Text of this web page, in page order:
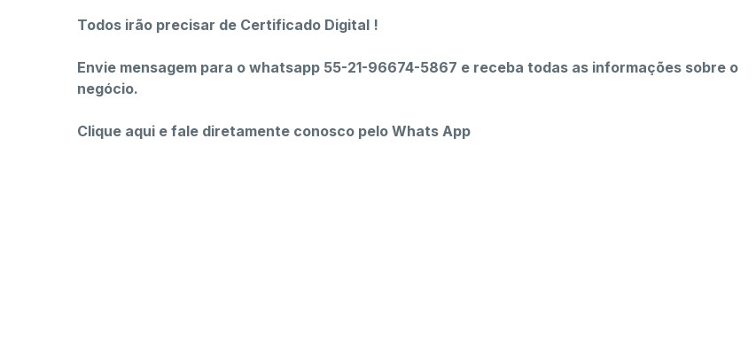
Todos irão precisar de Certificado Digital !
Envie mensagem para o whatsapp 55-21-96674-5867 e receba todas as informações sobre o
negócio.
Clique aqui e fale diretamente conosco pelo Whats App